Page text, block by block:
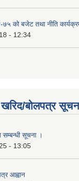
७५ को बजेट तथा नीति
- 12:34
खरिद/बोलपत्र
सूचना ।
- 13:05
आह्वान